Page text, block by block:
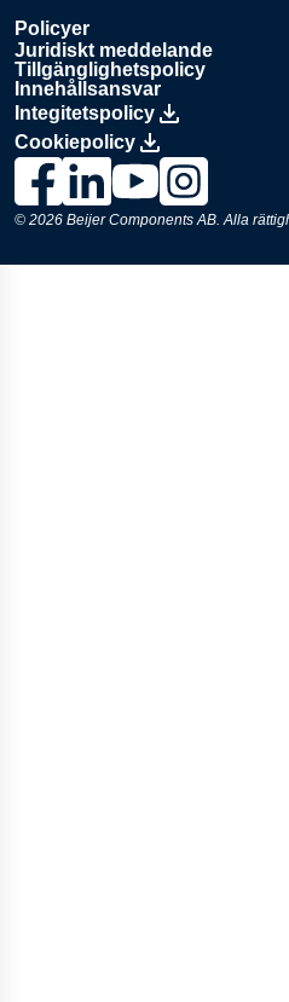
Policyer
Juridiskt meddelande
Tillgänglighetspolicy
Innehållsansvar
Integitetspolicy
Cookiepolicy
Länk till Lesjöfors på
Länk till Lesjöfors på
Länk till Lesjöfors
Länk till
© 2026 Beijer Components AB. Alla